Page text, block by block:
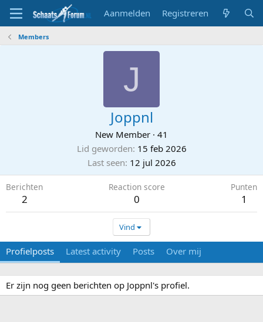
Aanmelden Registreren
Members
J
Joppnl
New Member · 41
Lid geworden 15 feb 2026
Last seen 12 jul 2026
Berichten
2
Reaction score
0
Punten
1
Vind
Profielposts Latest activity Posts Over mij
Er zijn nog geen berichten op Joppnl's profiel.